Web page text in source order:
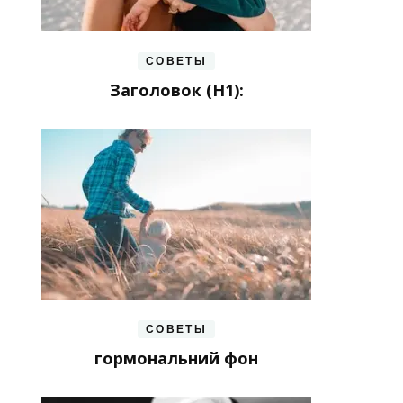
СОВЕТЫ
Заголовок (H1):
СОВЕТЫ
гормональний фон